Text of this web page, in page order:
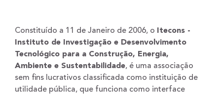
Constituído a 11 de Janeiro de 2006, o
Itecons -
Instituto de Investigação e Desenvolvimento
Tecnológico para a Construção, Energia,
Ambiente e Sustentabilidade, é uma associação
sem fins lucrativos classificada como instituição de
utilidade pública, que funciona como interface